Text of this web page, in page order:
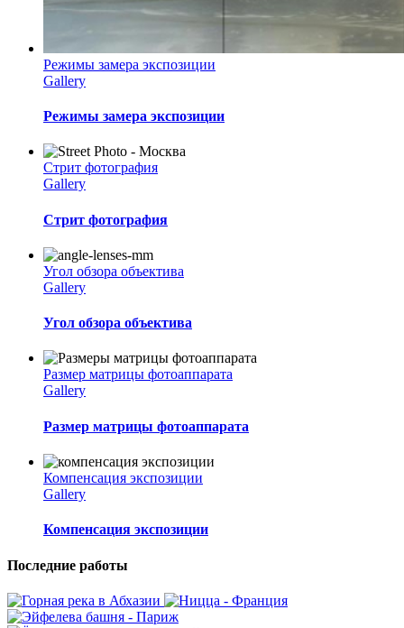
Режимы замера экспозиции
Gallery
Режимы замера экспозиции
Стрит фотография
Gallery
Стрит фотография
Угол обзора объектива
Gallery
Угол обзора объектива
Размер матрицы фотоаппарата
Gallery
Размер матрицы фотоаппарата
Компенсация экспозиции
Gallery
Компенсация экспозиции
Последние работы